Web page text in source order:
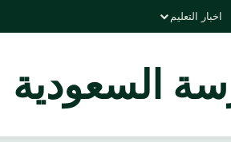
اخبار التعليم
السعودية